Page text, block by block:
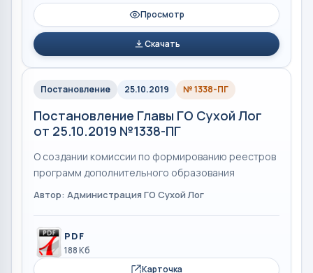
Просмотр
Скачать
Постановление 25.10.2019 № 1338-ПГ
Постановление Главы ГО Сухой Лог
от 25.10.2019 №1338-ПГ
О создании комиссии по формированию реестров
программ дополнительного образования
Автор: Администрация ГО Сухой Лог
PDF
188 Кб
Карточка